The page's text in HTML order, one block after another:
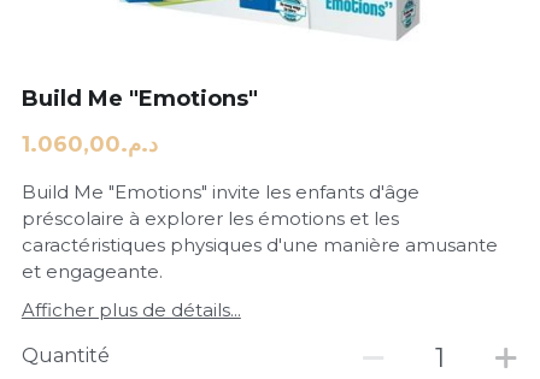
Build Me "Emotions"
د.م.1.060,00
Build Me "Emotions" invite les enfants d'âge
préscolaire à explorer les émotions et les
caractéristiques physiques d'une manière amusante
et engageante.
Afficher plus de détails...
Quantité